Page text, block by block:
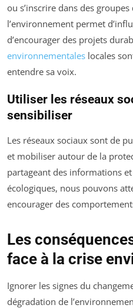
ou s’inscrire dans des
l’environnement permet
d’encourager des projets
environnementales locales
entendre sa voix.
Utiliser les réseaux
sensibiliser
Les réseaux sociaux sont de
et mobiliser autour de la
partageant des informations
écologiques, nous pouvons
encourager des
Les
face à la crise
Ignorer les signes du
dégradation de